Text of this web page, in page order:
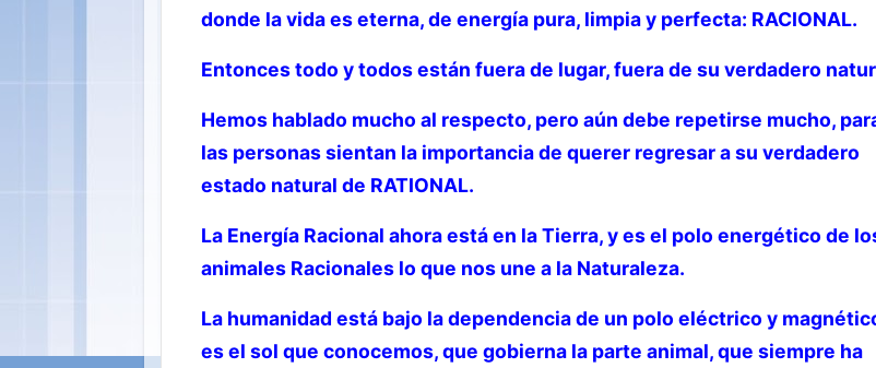
donde la vida es eterna, de energía pura, limpia y perfecta: RACIONAL.
Entonces todo y todos están fuera de lugar, fuera de su verdadero
Hemos hablado mucho al respecto, pero aún debe repetirse mucho,
las personas sientan la importancia de querer regresar a su verdadero
estado natural de RATIONAL.
La Energía Racional ahora está en la Tierra, y es el polo energético de
animales Racionales lo que nos une a la Naturaleza.
La humanidad está bajo la dependencia de un polo eléctrico y
es el sol que conocemos, que gobierna la parte animal, que siempre ha